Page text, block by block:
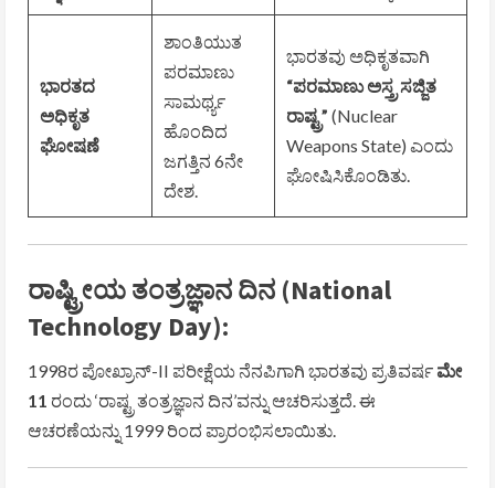
ಭಾರತದ
ಅಧಿಕೃತ
ಘೋಷಣೆ
ಶಾಂತಿಯುತ
ಪರಮಾಣು
ಸಾಮರ್ಥ್ಯ
ಹೊಂದಿದ
ಜಗತ್ತಿನ 6ನೇ
ದೇಶ.
ಭಾರತವು ಅಧಿಕೃತವಾಗಿ
“ಪರಮಾಣು ಅಸ್ತ್ರ ಸಜ್ಜಿತ
ರಾಷ್ಟ್ರ” (Nuclear
Weapons State) ಎಂದು
ಘೋಷಿಸಿಕೊಂಡಿತು.
ರಾಷ್ಟ್ರೀಯ ತಂತ್ರಜ್ಞಾನ ದಿನ (National
Technology Day):
1998ರ ಪೋಖ್ರಾನ್-II ಪರೀಕ್ಷೆಯ ನೆನಪಿಗಾಗಿ ಭಾರತವು ಪ್ರತಿವರ್ಷ ಮೇ
11 ರಂದು ‘ರಾಷ್ಟ್ರ ತಂತ್ರಜ್ಞಾನ ದಿನ’ವನ್ನು ಆಚರಿಸುತ್ತದೆ. ಈ
ಆಚರಣೆಯನ್ನು 1999 ರಿಂದ ಪ್ರಾರಂಭಿಸಲಾಯಿತು.